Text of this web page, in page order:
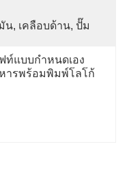
น, เคลือบด้าน, ปั๊ม
ท์แบบกำหนดเอง
ารพร้อมพิมพ์โลโก้